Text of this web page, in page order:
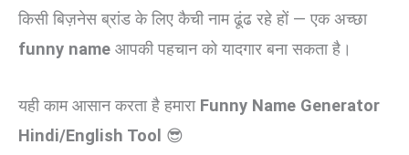
किसी बिज़नेस ब्रांड के लिए कैची नाम ढूंढ रहे हों — एक अच्छा
funny name आपकी पहचान को यादगार बना सकता है।
यही काम आसान करता है हमारा Funny Name Generator
Hindi/English Tool 😎